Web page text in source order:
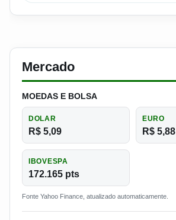
Mercado
MOEDAS E BOLSA
DOLAR
R$ 5,09
EURO
R$ 5,88
IBOVESPA
172.165 pts
Fonte Yahoo Finance, atualizado automaticamente.